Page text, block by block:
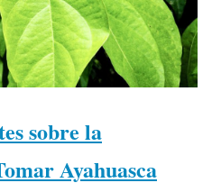
sobre la
Ayahuasca